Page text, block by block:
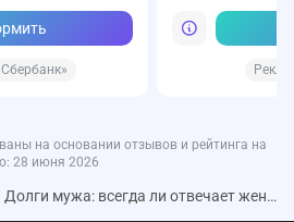
на основании отзывов и рейтинга на
28 июня 2026
Т-Банк
Веббанкир
Т-Банк
Т-Банк
ОЗОН Банк
Долги мужа: всегда ли отвечает жена?